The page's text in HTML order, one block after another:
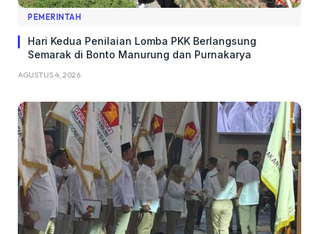
PEMERINTAH
Hari Kedua Penilaian Lomba PKK Berlangsung
Semarak di Bonto Manurung dan Purnakarya
AGUSTUS 4, 2026